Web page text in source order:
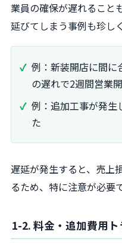
業員の確保が遅れること
延びてしまう事例も珍し
例：新装開店に間に
の遅れで2週間営業
例：追加工事が発生
た
遅延が発生すると、売上
るため、特に注意が必要で
1-2. 料金・追加費用ト